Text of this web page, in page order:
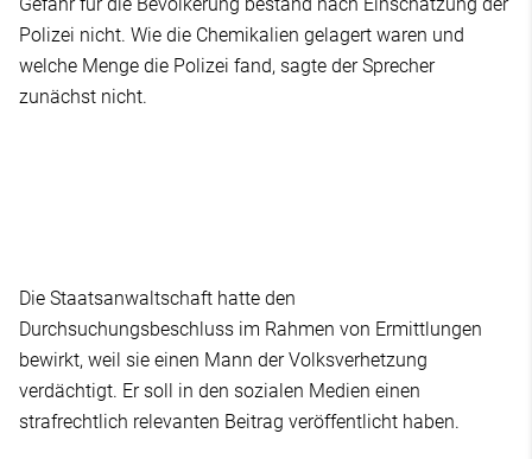
Polizei nicht. Wie die Chemikalien gelagert waren und
welche Menge die Polizei fand, sagte der Sprecher
zunächst nicht.
Die Staatsanwaltschaft hatte den
Durchsuchungsbeschluss im Rahmen von Ermittlungen
bewirkt, weil sie einen Mann der Volksverhetzung
verdächtigt. Er soll in den sozialen Medien einen
strafrechtlich relevanten Beitrag veröffentlicht haben.